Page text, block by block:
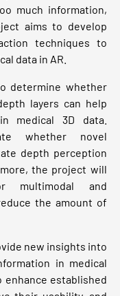
much information,
aims to develop
techniques to
data in AR.
determine whether
layers can help
medical 3D data.
whether novel
depth perception
the project will
multimodal and
the amount of
new insights into
in medical
enhance established